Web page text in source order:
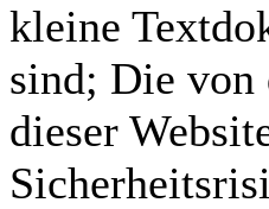
kleine
sind; Die von
dieser